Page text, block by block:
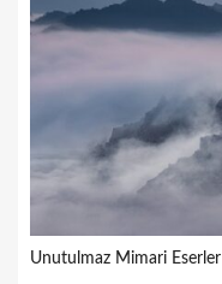
Unutulmaz Mimari Eserler